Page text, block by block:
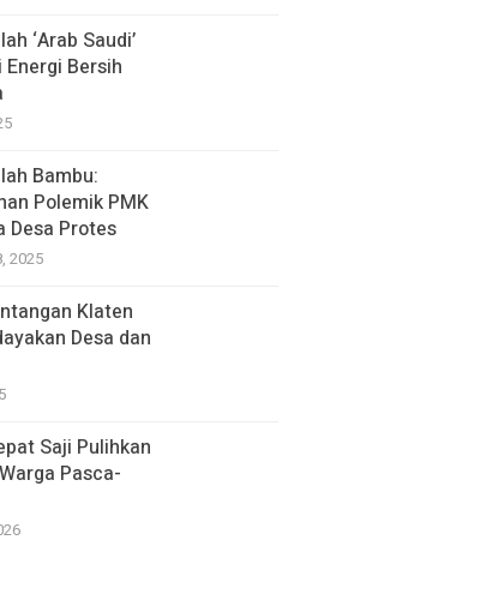
‘Arab Saudi’
Energi Bersih
Bambu:
Polemik PMK
Desa Protes
2025
Klaten
Desa dan
Saji Pulihkan
Pasca-